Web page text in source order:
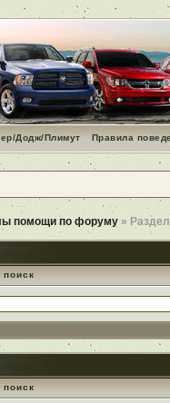
Додж/Плимут Правила
помощи по форуму »